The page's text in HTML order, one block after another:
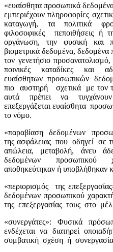
«ευαίσθητα προσωπικά
εμπεριέχουν πληροφορίες
καταγωγή, τα πολιτικά
φιλοσοφικές
πεποιθήσεις ή
οργάνωση, την φυσική και
βιομετρικά δεδομένα,
τον γενετήσιο προσανατολισμό,
ποινικές
καταδίκες και
ευαίσθητων προσωπικών
πιο
αυστηρή σχετικά με τον
αυτά
πρέπει να τυγχάνουν
επεξεργάζεται ευαίσθητα
το νόμο.
«παραβίαση
δεδομένων
της ασφάλειας που οδηγεί σε
απώλεια, μεταβολή, άνευ
δεδομένων
προσωπικού
αποθηκεύτηκαν ή υποβλήθηκαν
«περιορισμός
της
δεδομένων προσωπικού
της επεξεργασίας τους στο
«συνεργάτες»: Φυσικά
ενδέχεται να διατηρεί
συμβατική σχέση ή